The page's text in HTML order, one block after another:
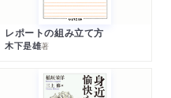
レポートの組み立て方
木下是雄著